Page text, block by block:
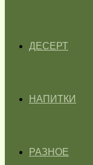
ДЕСЕРТ
НАПИТКИ
РАЗНОЕ